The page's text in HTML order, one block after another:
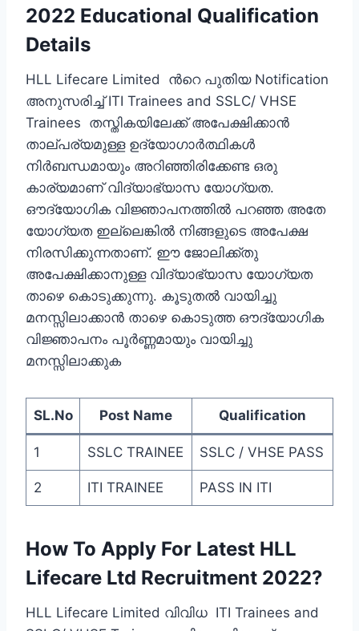
2022 Educational Qualification
Details
HLL Lifecare Limited ന്‍റെ പുതിയ Notification
അനുസരിച്ച് ITI Trainees and SSLC/ VHSE
Trainees തസ്തികയിലേക്ക് അപേക്ഷിക്കാന്‍
താല്പര്യമുള്ള ഉദ്യോഗാര്‍ത്ഥികള്‍
നിര്‍ബന്ധമായും അറിഞ്ഞിരിക്കേണ്ട ഒരു
കാര്യമാണ് വിദ്യാഭ്യാസ യോഗ്യത.
ഔദ്യോഗിക വിജ്ഞാപനത്തില്‍ പറഞ്ഞ അതേ
യോഗ്യത ഇല്ലെങ്കില്‍ നിങ്ങളുടെ അപേക്ഷ
നിരസിക്കുന്നതാണ്. ഈ ജോലിക്ക്തു
അപേക്ഷിക്കാനുള്ള വിദ്യാഭ്യാസ യോഗ്യത
താഴെ കൊടുക്കുന്നു. കൂടുതല്‍ വായിച്ചു
മനസ്സിലാക്കാന്‍ താഴെ കൊടുത്ത ഔദ്യോഗിക
വിജ്ഞാപനം പൂര്‍ണ്ണമായും വായിച്ചു
മനസ്സിലാക്കുക
SL.No Post Name Qualification
1 SSLC TRAINEE SSLC / VHSE PASS
2 ITI TRAINEE PASS IN ITI
How To Apply For Latest HLL
Lifecare Ltd Recruitment 2022?
HLL Lifecare Limited വിവിധ ITI Trainees and